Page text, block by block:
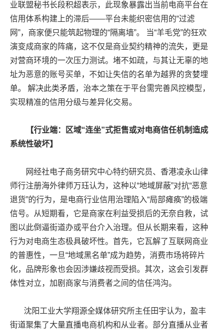
业联盟秘书长段积超表示，此现象暴露出当前电商平台在
信用体系构建上的滞后——平台未能织密信用的“过滤
网”，商家便只能筑起物理的“隔离墙”。 当“羊毛党”的狂欢
演变成商家的阵痛，这不仅是商业契约精神的流失，更是
对营商环境的一次压力测试。堵不如疏，与其让无辜的地
址为恶意的账号买单，不如让失信的名单为越界的贪婪埋
单。 解决此类矛盾，治本之策在于平台需完善风控模型，
实现精准的信用分级与差异化交易。
【行业端：区域“连坐”式拒售或对电商信任机制造成
系统性破坏】
网经社电子商务研究中心特约研究员、香港凌永山律
师行注册海外律师万珏认为，这种以“地域屏蔽”对抗“恶意
退货”的行为，是电商行业信用治理陷入“局部瘫痪”的极端
信号。从短期看，它是商家在利益受损后的无奈自救，试
图以此倒逼街道办或平台介入治理。但从长期来看，这种
行为对电商生态极具破坏性。首先，它瓦解了互联网商业
的普惠性，一旦“地域黑名单”成为趋势，消费市场将碎片
化，品牌形象也会因涉嫌歧视而受损。其次，这会引发群
体性对立，加剧商家与消费者之间的信任鸿沟。
沈阳工业大学翔源全媒体研究所主任田宇认为，盈丰
街道聚集了大量直播电商机构和从业者。部分直播从业者